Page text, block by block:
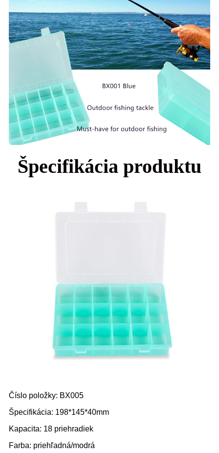
Špecifikácia produktu
Číslo položky: BX005
Špecifikácia: 198*145*40mm
Kapacita: 18 priehradiek
Farba: priehľadná/modrá